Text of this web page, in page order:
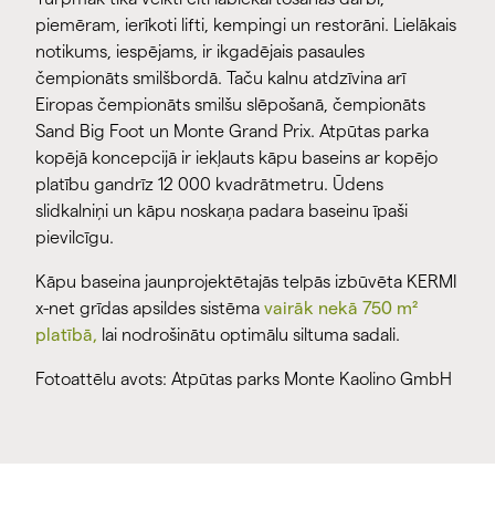
piemēram, ierīkoti lifti, kempingi un restorāni. Lielākais
notikums, iespējams, ir ikgadējais pasaules
čempionāts smilšbordā. Taču kalnu atdzīvina arī
Eiropas čempionāts smilšu slēpošanā, čempionāts
Sand Big Foot un Monte Grand Prix. Atpūtas parka
kopējā koncepcijā ir iekļauts kāpu baseins ar kopējo
platību gandrīz 12 000 kvadrātmetru. Ūdens
slidkalniņi un kāpu noskaņa padara baseinu īpaši
pievilcīgu.
Kāpu baseina jaunprojektētajās telpās izbūvēta KERMI
x-net grīdas apsildes sistēma vairāk nekā 750 m²
platībā, lai nodrošinātu optimālu siltuma sadali.
Fotoattēlu avots: Atpūtas parks Monte Kaolino GmbH